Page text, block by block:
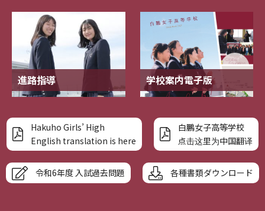
進路指導 学校案内電子版
Hakuho Girls’ High
English translation is here
白鵬女子高等学校
点击这里为中国翻译
令和6年度 入試過去問題 各種書類ダウンロード